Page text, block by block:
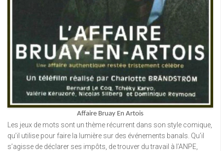
Affaire Bruay En Artois
Les jeux de mots sont un thème récurrent dans son style comique,
qu’il utilise pour faire la lumière sur des événements banals. Qu’il
s’agisse de déclarer ses impôts, de trouver du travail à l’ANPE,